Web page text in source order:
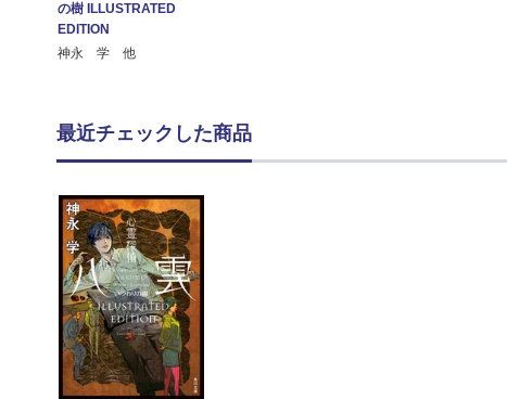
の樹 ILLUSTRATED
EDITION
神永 学 他
最近チェックした商品